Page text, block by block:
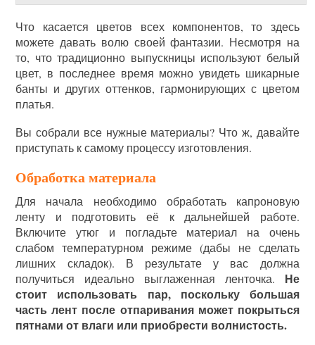
Что касается цветов всех компонентов, то здесь
можете давать волю своей фантазии. Несмотря на
то, что традиционно выпускницы используют белый
цвет, в последнее время можно увидеть шикарные
банты и других оттенков, гармонирующих с цветом
платья.
Вы собрали все нужные материалы? Что ж, давайте
приступать к самому процессу изготовления.
Обработка материала
Для начала необходимо обработать капроновую
ленту и подготовить её к дальнейшей работе.
Включите утюг и погладьте материал на очень
слабом температурном режиме (дабы не сделать
лишних складок). В результате у вас должна
получиться идеально выглаженная ленточка. Не
стоит использовать пар, поскольку большая
часть лент после отпаривания может покрыться
пятнами от влаги или приобрести волнистость.